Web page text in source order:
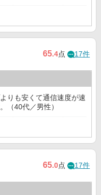
65.4点 17件
りも安くて通信速度が速
（40代／男性）
65.0点 17件